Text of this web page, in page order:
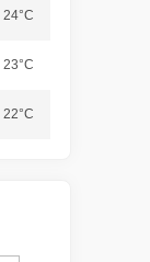
24°C
23°C
22°C